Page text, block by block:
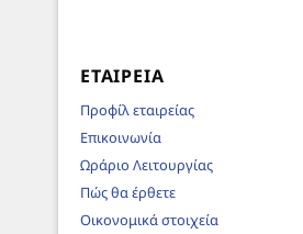
ΕΤΑΙΡΕΊΑ
Προφίλ εταιρείας
Επικοινωνία
Ωράριο Λειτουργίας
Πώς θα έρθετε
Οικονομικά στοιχεία